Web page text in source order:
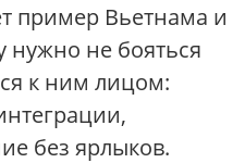
пример Вьетнама и
нужно не бояться
к ним лицом:
без ярлыков.